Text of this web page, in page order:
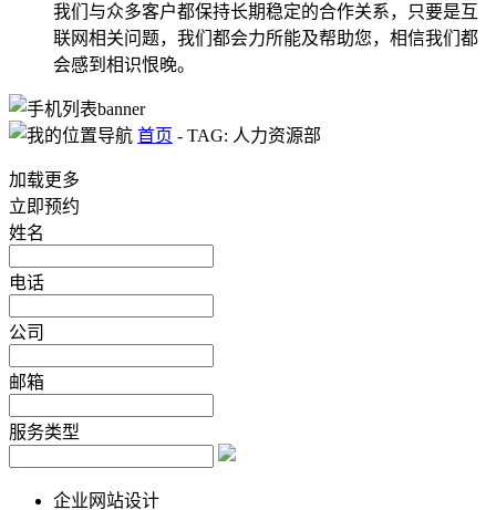
我们与众多客户都保持长期稳定的合作关系，只要是互
联网相关问题，我们都会力所能及帮助您，相信我们都
会感到相识恨晚。
首页 - TAG: 人力资源部
加载更多
立即预约
姓名
电话
公司
邮箱
服务类型
企业网站设计